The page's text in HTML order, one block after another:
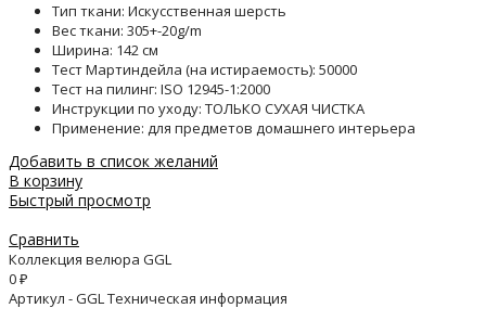
Тип ткани: Искусственная шерсть
Вес ткани: 305+-20g/m
Ширина: 142 см
Тест Мартиндейла (на истираемость): 50000
Тест на пилинг: ISO 12945-1:2000
Инструкции по уходу: ТОЛЬКО СУХАЯ ЧИСТКА
Применение: для предметов домашнего интерьера
Добавить в список желаний
В корзину
Быстрый просмотр
Сравнить
Коллекция велюра GGL
0₽
Артикул - GGL Техническая информация